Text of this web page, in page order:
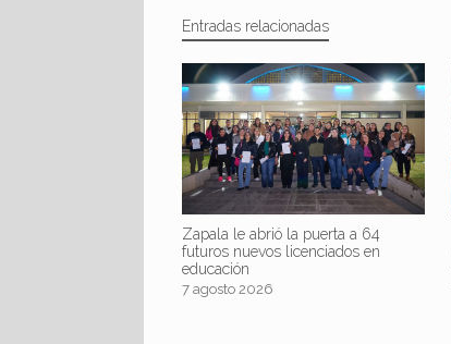
Entradas relacionadas
Zapala le abrió la puerta a 64
futuros nuevos licenciados en
educación
7 agosto 2026